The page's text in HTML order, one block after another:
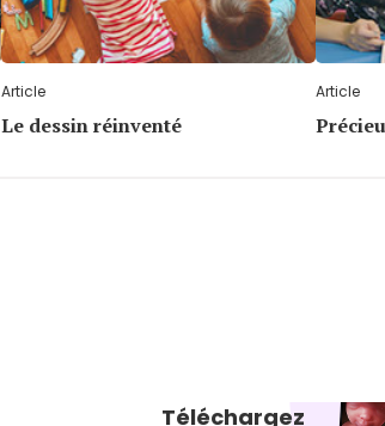
Article
Le dessin réinventé
Article
Téléchargez